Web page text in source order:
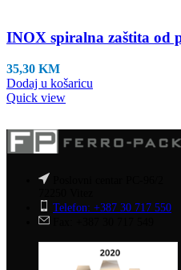
INOX spiralna zaštita od
35,30 KM
Dodaj u košaricu
Quick view
Telefon: +387 30 717 550